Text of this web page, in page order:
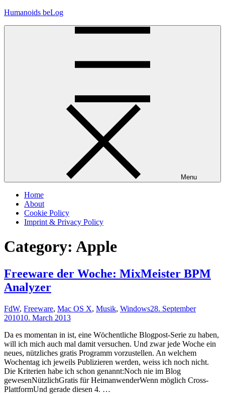
Skip
Humanoids beLog
Menu
Home
About
Cookie Policy
Imprint & Privacy Policy
Category: Apple
Freeware der Woche: MixMeister BPM
Analyzer
FdW, Freeware, Mac OS X, Musik, Windows28. September
201010. March 2013
Da es momentan in ist, eine Wöchentliche Blogpost-Serie zu haben,
will ich mich auch mal damit versuchen. Und zwar jede Woche ein
neues, nützliches gratis Programm vorzustellen. An welchem
Wochentag ich jeweils Publizieren werden, weiss ich noch nicht.
Die Kriterien habe ich schon genannt:Noch nie im Blog
gewesenNützlichGratis für HeimanwenderWenn möglich Cross-
PlattformUnd gerade diesen 4. …